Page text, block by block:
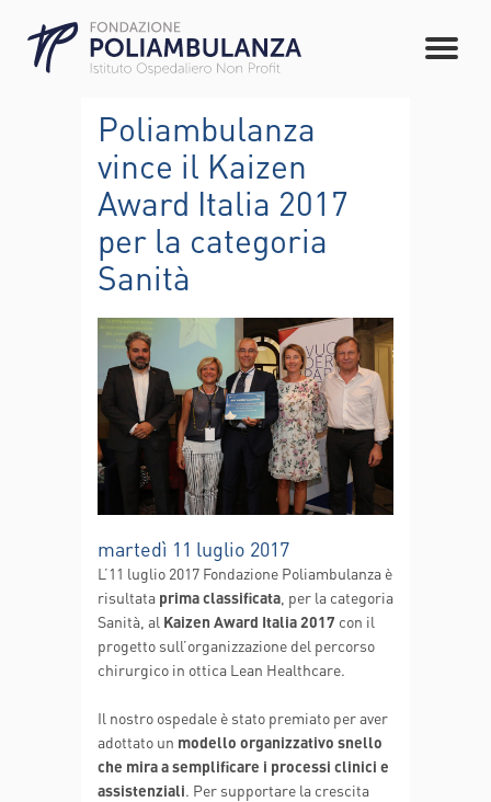
Poliambulanza
vince il Kaizen
Award Italia 2017
per la categoria
Sanità
martedì 11 luglio 2017
L’11 luglio 2017 Fondazione Poliambulanza è
risultata prima classificata , per la categoria
Sanità, al Kaizen Award Italia 2017 con il
progetto sull’organizzazione del percorso
chirurgico in ottica Lean Healthcare.
Il nostro ospedale è stato premiato per aver
adottato un modello organizzativo snello
che mira a semplificare i processi clinici e
assistenziali. Per supportare la crescita